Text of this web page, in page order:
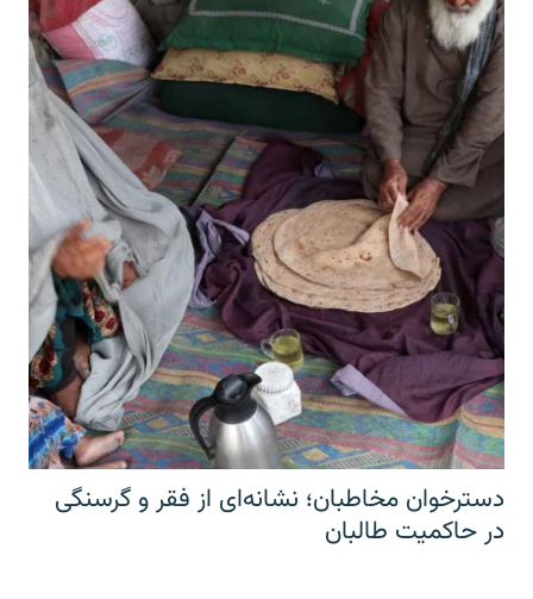
دسترخوان مخاطبان؛ نشانه‌ای از فقر و گرسنگی
در حاکمیت طالبان